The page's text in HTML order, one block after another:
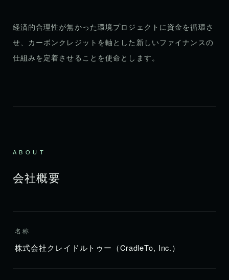
経済的合理性が無かった環境プロジェクトに資金を循環さ
せ、カーボンクレジットを軸とした新しいファイナンスの
仕組みを定着させることを使命とします。
ABOUT
会社概要
名称
株式会社クレイドルトゥー（CradleTo, Inc.）